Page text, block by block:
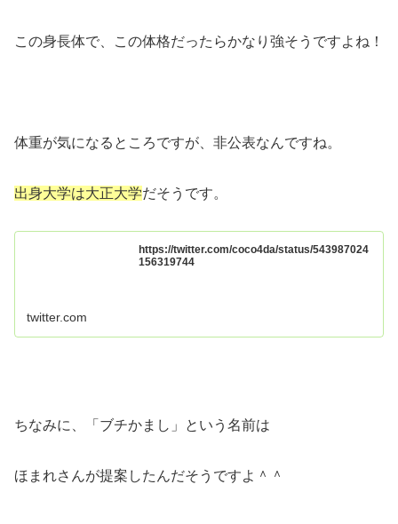
この身長体で、この体格だったらかなり強そうですよね！
体重が気になるところですが、非公表なんですね。
出身大学は大正大学だそうです。
https://twitter.com/coco4da/status/543987024
156319744
twitter.com
ちなみに、「ブチかまし」という名前は
ほまれさんが提案したんだそうですよ＾＾